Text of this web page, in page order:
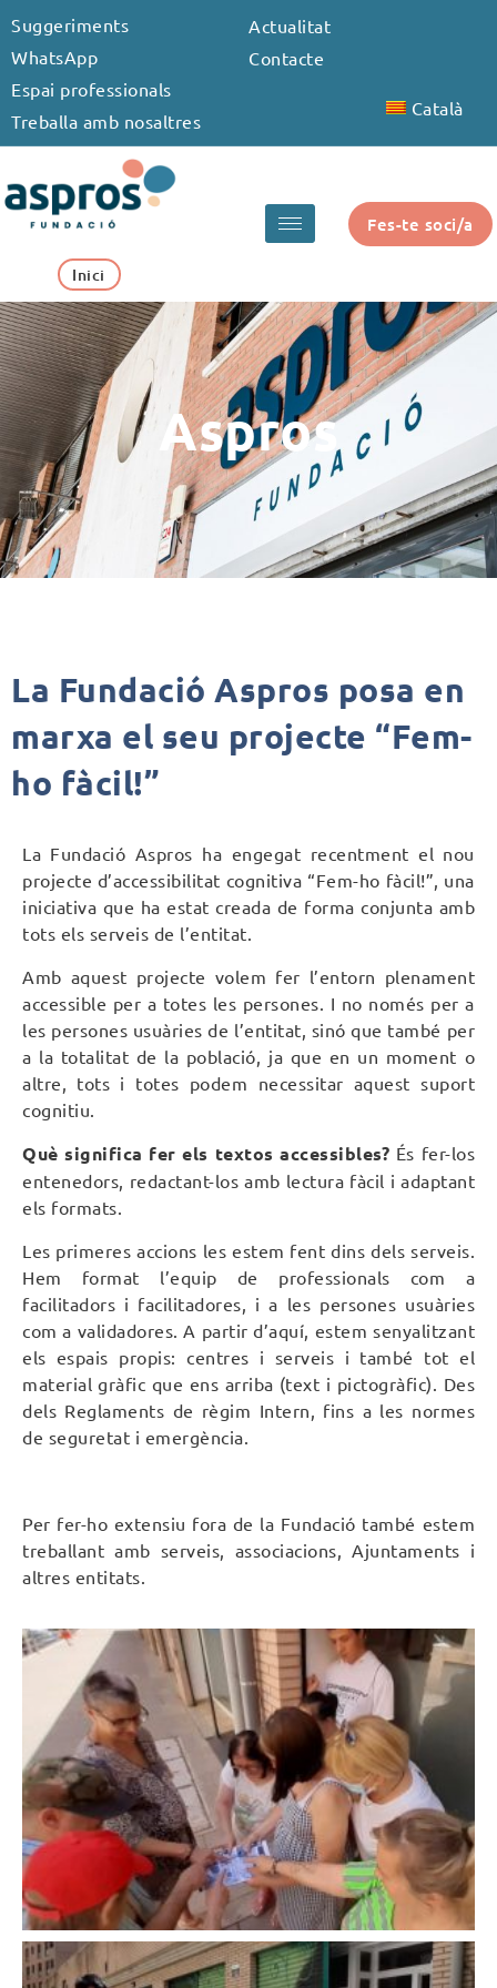
al
contingut
Suggeriments
WhatsApp
Espai professionals
Treballa amb nosaltres
Actualitat
Contacte
Català
Inici
Fes-te soci/a
Aspros
La Fundació Aspros posa en
marxa el seu projecte “Fem-
ho fàcil!”
La Fundació Aspros ha engegat recentment el nou
projecte d’accessibilitat cognitiva “Fem-ho fàcil!”, una
iniciativa que ha estat creada de forma conjunta amb
tots els serveis de l’entitat.
Amb aquest projecte volem fer l’entorn plenament
accessible per a totes les persones. I no només per a
les persones usuàries de l’entitat, sinó que també per
a la totalitat de la població, ja que en un moment o
altre, tots i totes podem necessitar aquest suport
cognitiu.
Què significa fer els textos accessibles? És fer-los
entenedors, redactant-los amb lectura fàcil i adaptant
els formats.
Les primeres accions les estem fent dins dels serveis.
Hem format l’equip de professionals com a
facilitadors i facilitadores, i a les persones usuàries
com a validadores. A partir d’aquí, estem senyalitzant
els espais propis: centres i serveis i també tot el
material gràfic que ens arriba (text i pictogràfic). Des
dels Reglaments de règim Intern, fins a les normes
de seguretat i emergència.
Per fer-ho extensiu fora de la Fundació també estem
treballant amb serveis, associacions, Ajuntaments i
altres entitats.